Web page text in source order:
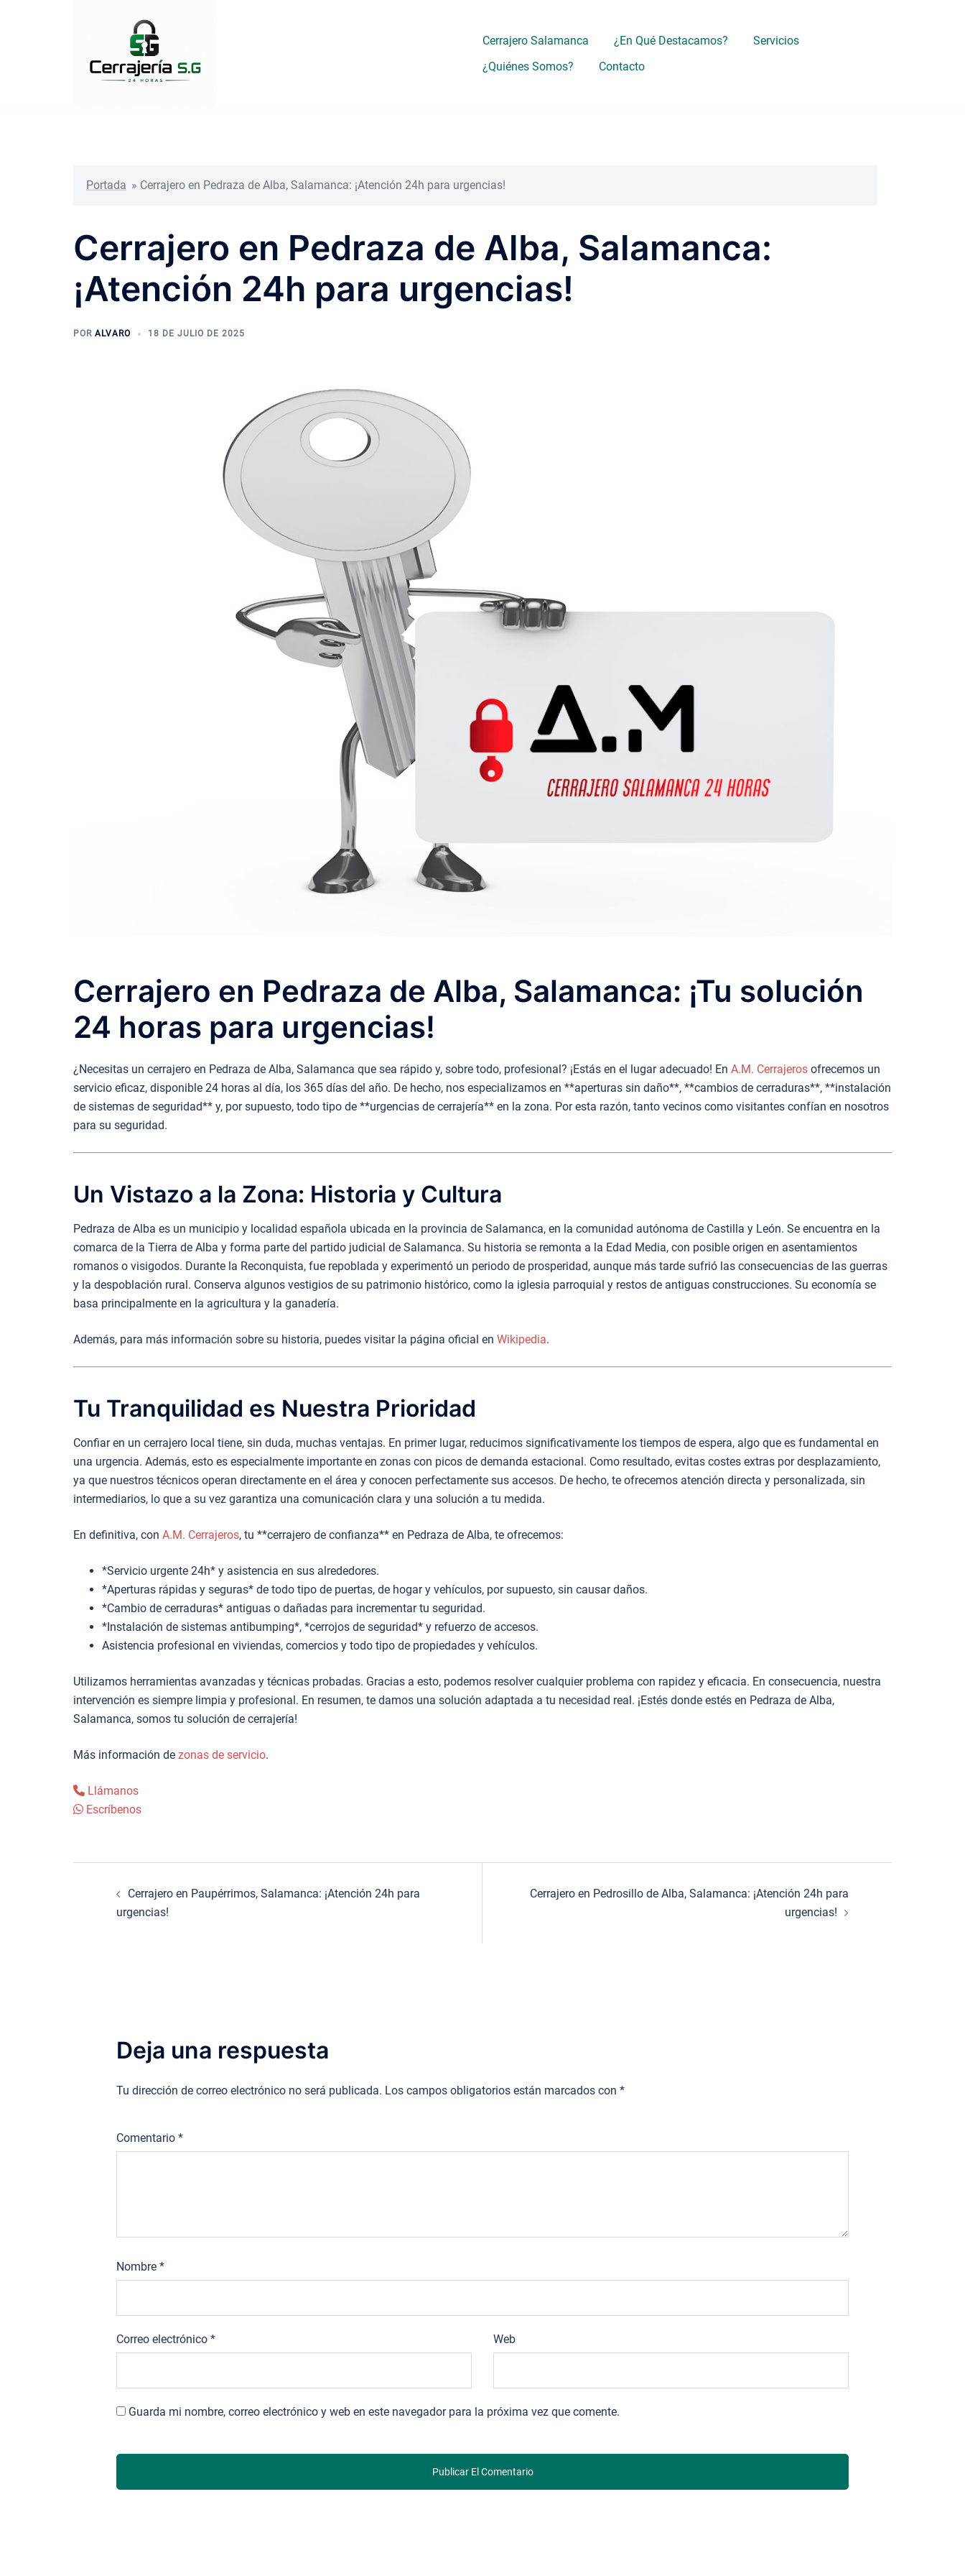
Cerrajero Salamanca ¿En Qué Destacamos?
Servicios
¿Quiénes Somos?
Contacto
Portada » Cerrajero en Pedraza de Alba, Salamanca: ¡Atención 24h para urgencias!
Cerrajero en Pedraza de Alba, Salamanca:
¡Atención 24h para urgencias!
POR ALVARO 18 DE JULIO DE 2025
Cerrajero en Pedraza de Alba, Salamanca: ¡Tu solución
24 horas para urgencias!
¿Necesitas un cerrajero en Pedraza de Alba, Salamanca que sea rápido y, sobre todo, profesional? ¡Estás en el lugar adecuado! En A.M. Cerrajeros ofrecemos un
servicio eficaz, disponible 24 horas al día, los 365 días del año. De hecho, nos especializamos en **aperturas sin daño**, **cambios de cerraduras**, **instalación
de sistemas de seguridad** y, por supuesto, todo tipo de **urgencias de cerrajería** en la zona. Por esta razón, tanto vecinos como visitantes confían en nosotros
para su seguridad.
Un Vistazo a la Zona: Historia y Cultura
Pedraza de Alba es un municipio y localidad española ubicada en la provincia de Salamanca, en la comunidad autónoma de Castilla y León. Se encuentra en la
comarca de la Tierra de Alba y forma parte del partido judicial de Salamanca. Su historia se remonta a la Edad Media, con posible origen en asentamientos
romanos o visigodos. Durante la Reconquista, fue repoblada y experimentó un periodo de prosperidad, aunque más tarde sufrió las consecuencias de las guerras
y la despoblación rural. Conserva algunos vestigios de su patrimonio histórico, como la iglesia parroquial y restos de antiguas construcciones. Su economía se
basa principalmente en la agricultura y la ganadería.
Además, para más información sobre su historia, puedes visitar la página oficial en Wikipedia.
Tu Tranquilidad es Nuestra Prioridad
Confiar en un cerrajero local tiene, sin duda, muchas ventajas. En primer lugar, reducimos significativamente los tiempos de espera, algo que es fundamental en
una urgencia. Además, esto es especialmente importante en zonas con picos de demanda estacional. Como resultado, evitas costes extras por desplazamiento,
ya que nuestros técnicos operan directamente en el área y conocen perfectamente sus accesos. De hecho, te ofrecemos atención directa y personalizada, sin
intermediarios, lo que a su vez garantiza una comunicación clara y una solución a tu medida.
En definitiva, con A.M. Cerrajeros, tu **cerrajero de confianza** en Pedraza de Alba, te ofrecemos:
*Servicio urgente 24h* y asistencia en sus alrededores.
*Aperturas rápidas y seguras* de todo tipo de puertas, de hogar y vehículos, por supuesto, sin causar daños.
*Cambio de cerraduras* antiguas o dañadas para incrementar tu seguridad.
*Instalación de sistemas antibumping*, *cerrojos de seguridad* y refuerzo de accesos.
Asistencia profesional en viviendas, comercios y todo tipo de propiedades y vehículos.
Utilizamos herramientas avanzadas y técnicas probadas. Gracias a esto, podemos resolver cualquier problema con rapidez y eficacia. En consecuencia, nuestra
intervención es siempre limpia y profesional. En resumen, te damos una solución adaptada a tu necesidad real. ¡Estés donde estés en Pedraza de Alba,
Salamanca, somos tu solución de cerrajería!
Más información de zonas de servicio.
Llámanos
Escríbenos
Navegación
Cerrajero en Paupérrimos, Salamanca: ¡Atención 24h para
urgencias!
Cerrajero en Pedrosillo de Alba, Salamanca: ¡Atención 24h para
urgencias!
Deja una respuesta
Tu dirección de correo electrónico no será publicada. Los campos obligatorios están marcados con *
Comentario *
Nombre *
Correo electrónico * Web
Guarda mi nombre, correo electrónico y web en este navegador para la próxima vez que comente.